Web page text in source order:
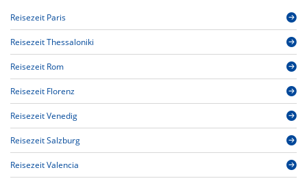
Reisezeit Paris
Reisezeit Thessaloniki
Reisezeit Rom
Reisezeit Florenz
Reisezeit Venedig
Reisezeit Salzburg
Reisezeit Valencia